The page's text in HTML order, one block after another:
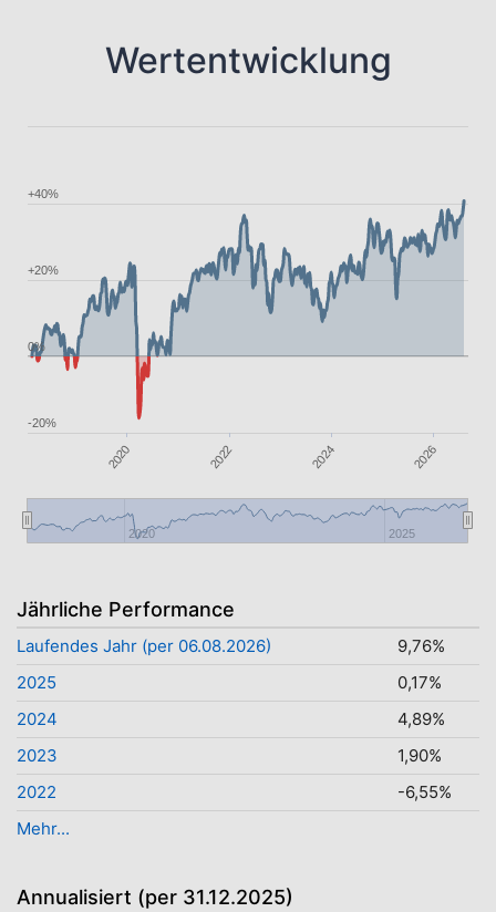
Wertentwicklung
2020 2022 2024 2026
2020 2025
-20%
0%
+20%
+40%
Jährliche Performance
Laufendes Jahr (per 06.08.2026)
9,76%
2025
0,17%
2024
4,89%
2023
1,90%
2022
-6,55%
Mehr...
Annualisiert (per 31.12.2025)